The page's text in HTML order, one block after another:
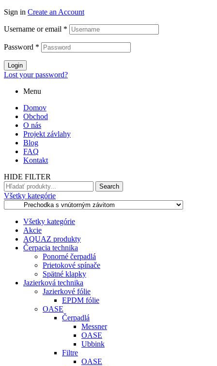
Sign in Create an Account
Username or email *
Password *
Login
Lost your password?
Menu
Domov
Obchod
O nás
Projekt závlahy
Blog
FAQ
Kontakt
HIDE FILTER
Search
Všetky kategórie
Všetky kategórie
Akcie
AQUAZ produkty
Čerpacia technika
Ponorné čerpadlá
Prietokové spínače
Spätné klapky
Jazierková technika
Jazierkové fólie
EPDM fólie
OASE
Čerpadlá
Messner
OASE
Ubbink
Filtre
OASE